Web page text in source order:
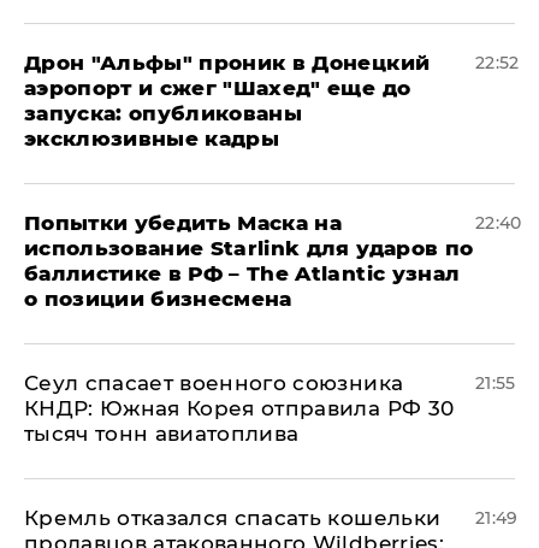
Дрон "Альфы" проник в Донецкий
аэропорт и сжег "Шахед" еще до
запуска: опубликованы
эксклюзивные кадры
22:52
Попытки убедить Маска на
использование Starlink для ударов по
баллистике в РФ – The Atlantic узнал
о позиции бизнесмена
22:40
​Сеул спасает военного союзника
КНДР: Южная Корея отправила РФ 30
тысяч тонн авиатоплива
21:55
Кремль отказался спасать кошельки
продавцов атакованного Wildberries:
21:49